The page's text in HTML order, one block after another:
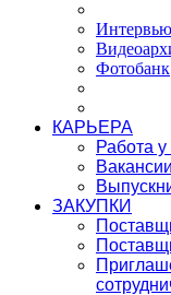
Интервью
Фотобанк
КАРЬЕРА
Работа у
Вакансии
ЗАКУПКИ